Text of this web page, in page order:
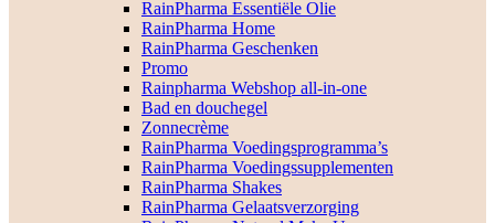
RainPharma Essentiële Olie
RainPharma Home
RainPharma Geschenken
Promo
Rainpharma Webshop all-in-one
Bad en douchegel
Zonnecrème
RainPharma Voedingsprogramma’s
RainPharma Voedingssupplementen
RainPharma Shakes
RainPharma Gelaatsverzorging